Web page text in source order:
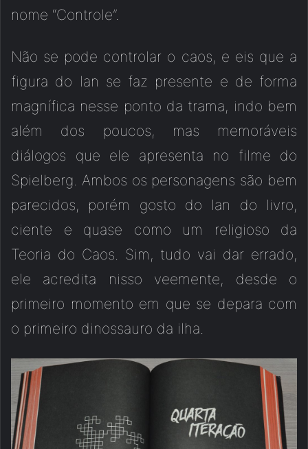
nome “Controle”.
Não se pode controlar o caos, e eis que a
figura do Ian se faz presente e de forma
magnífica nesse ponto da trama, indo bem
além dos poucos, mas memoráveis
diálogos que ele apresenta no filme do
Spielberg. Ambos os personagens são bem
parecidos, porém gosto do Ian do livro,
ciente e quase como um religioso da
Teoria do Caos. Sim, tudo vai dar errado,
ele acredita nisso veemente, desde o
primeiro momento em que se depara com
o primeiro dinossauro da ilha.